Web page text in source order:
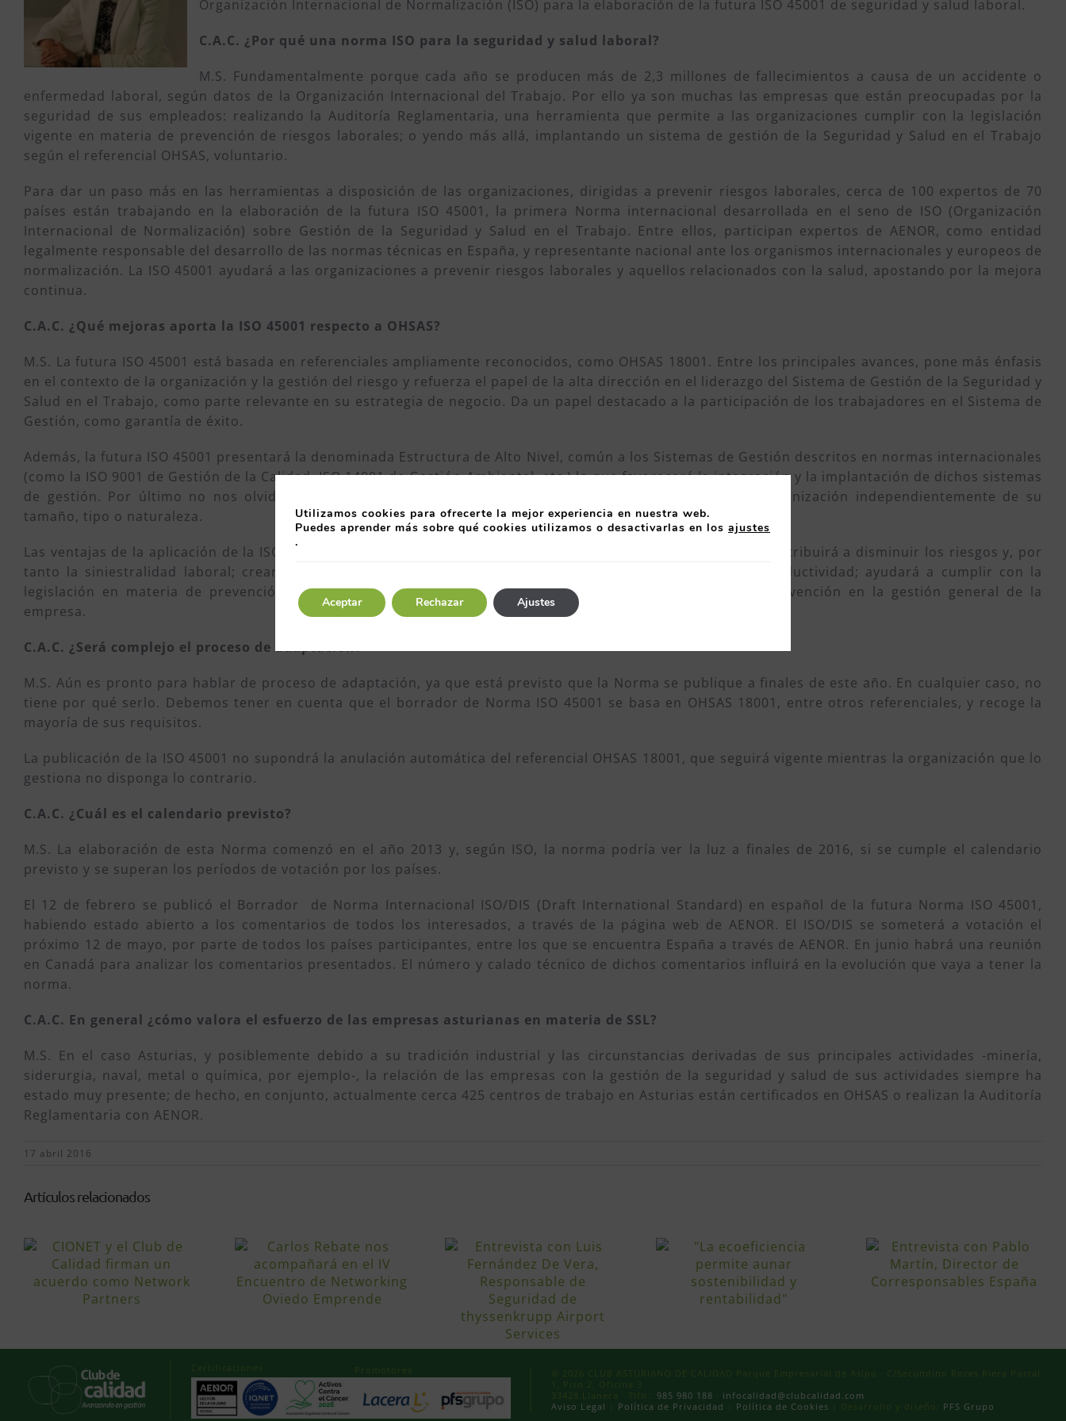
Organización Internacional de Normalización (ISO) para la elaboración de la futura ISO 45001 de seguridad y salud laboral.
C.A.C. ¿Por qué una norma ISO para la seguridad y salud laboral?
M.S. Fundamentalmente porque cada año se producen más de 2,3 millones de fallecimientos a causa de un accidente o
enfermedad laboral, según datos de la Organización Internacional del Trabajo. Por ello ya son muchas las empresas que están preocupadas por la
seguridad de sus empleados: realizando la Auditoría Reglamentaria, una herramienta que permite a las organizaciones cumplir con la legislación
vigente en materia de prevención de riesgos laborales; o yendo más allá, implantando un sistema de gestión de la Seguridad y Salud en el Trabajo
según el referencial OHSAS, voluntario.
Para dar un paso más en las herramientas a disposición de las organizaciones, dirigidas a prevenir riesgos laborales, cerca de 100 expertos de 70
países están trabajando en la elaboración de la futura ISO 45001, la primera Norma internacional desarrollada en el seno de ISO (Organización
Internacional de Normalización) sobre Gestión de la Seguridad y Salud en el Trabajo. Entre ellos, participan expertos de AENOR, como entidad
legalmente responsable del desarrollo de las normas técnicas en España, y representante nacional ante los organismos internacionales y europeos de
normalización. La ISO 45001 ayudará a las organizaciones a prevenir riesgos laborales y aquellos relacionados con la salud, apostando por la mejora
continua.
C.A.C. ¿Qué mejoras aporta la ISO 45001 respecto a OHSAS?
M.S. La futura ISO 45001 está basada en referenciales ampliamente reconocidos, como OHSAS 18001. Entre los principales avances, pone más énfasis
en el contexto de la organización y la gestión del riesgo y refuerza el papel de la alta dirección en el liderazgo del Sistema de Gestión de la Seguridad y
Salud en el Trabajo, como parte relevante en su estrategia de negocio. Da un papel destacado a la participación de los trabajadores en el Sistema de
Gestión, como garantía de éxito.
Además, la futura ISO 45001 presentará la denominada Estructura de Alto Nivel, común a los Sistemas de Gestión descritos en normas internacionales
(como la ISO 9001 de Gestión de la Calidad, ISO 14001 de Gestión Ambiental, etc.) lo que favorecerá la integración y la implantación de dichos sistemas
de gestión. Por último no nos olvidemos de que esta norma está destinada para aplicarse a cualquier organización independientemente de su
tamaño, tipo o naturaleza.
Las ventajas de la aplicación de la ISO 45001 serán numerosas, aunque pueden resumirse en las siguientes: contribuirá a disminuir los riesgos y, por
tanto la siniestralidad laboral; creará mejores condiciones de trabajo y, en consecuencia, aumentará la productividad; ayudará a cumplir con la
legislación en materia de prevención y fomentará una cultura preventiva mediante la integración de la prevención en la gestión general de la
empresa.
C.A.C. ¿Será complejo el proceso de adaptación?
M.S. Aún es pronto para hablar de proceso de adaptación, ya que está previsto que la Norma se publique a finales de este año. En cualquier caso, no
tiene por qué serlo. Debemos tener en cuenta que el borrador de Norma ISO 45001 se basa en OHSAS 18001, entre otros referenciales, y recoge la
mayoría de sus requisitos.
La publicación de la ISO 45001 no supondrá la anulación automática del referencial OHSAS 18001, que seguirá vigente mientras la organización que lo
gestiona no disponga lo contrario.
C.A.C. ¿Cuál es el calendario previsto?
M.S. La elaboración de esta Norma comenzó en el año 2013 y, según ISO, la norma podría ver la luz a finales de 2016, si se cumple el calendario
previsto y se superan los períodos de votación por los países.
El 12 de febrero se publicó el Borrador de Norma Internacional ISO/DIS (Draft International Standard) en español de la futura Norma ISO 45001,
habiendo estado abierto a los comentarios de todos los interesados, a través de la página web de AENOR. El ISO/DIS se someterá a votación el
próximo 12 de mayo, por parte de todos los países participantes, entre los que se encuentra España a través de AENOR. En junio habrá una reunión
en Canadá para analizar los comentarios presentados. El número y calado técnico de dichos comentarios influirá en la evolución que vaya a tener la
norma.
C.A.C. En general ¿cómo valora el esfuerzo de las empresas asturianas en materia de SSL?
M.S. En el caso Asturias, y posiblemente debido a su tradición industrial y las circunstancias derivadas de sus principales actividades -minería,
siderurgia, naval, metal o química, por ejemplo-, la relación de las empresas con la gestión de la seguridad y salud de sus actividades siempre ha
estado muy presente; de hecho, en conjunto, actualmente cerca 425 centros de trabajo en Asturias están certificados en OHSAS o realizan la Auditoría
Reglamentaria con AENOR.
17 abril 2016
Artículos relacionados
Certificaciones Promotores
© 2026 CLUB ASTURIANO DE CALIDAD Parque Empresarial de Asipo · C/Secundino Roces Riera Portal
1, Piso 2, Oficina 3
33428 Llanera · Tlfn.:985 980 188
infocalidad@clubcalidad.com
Aviso Legal
Política de Privacidad Política de Cookies | Desarrollo y diseño: PFS Grupo
Utilizamos cookies para ofrecerte la mejor experiencia en nuestra web.
Puedes aprender más sobre qué cookies utilizamos o desactivarlas en los ajustes
.
Aceptar Rechazar Ajustes